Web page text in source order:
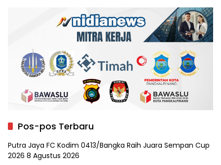
Pos-pos Terbaru
Putra Jaya FC Kodim 0413/Bangka Raih Juara Sempan Cup
2026 8 Agustus 2026